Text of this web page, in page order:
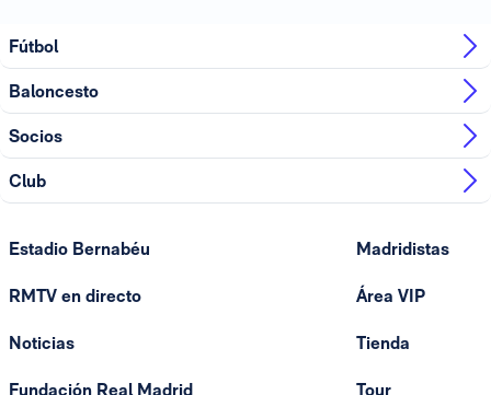
Fútbol
Baloncesto
Socios
Club
Estadio Bernabéu
RMTV en directo
Noticias
Fundación Real Madrid
Madridistas
Área VIP
Tienda
Tour